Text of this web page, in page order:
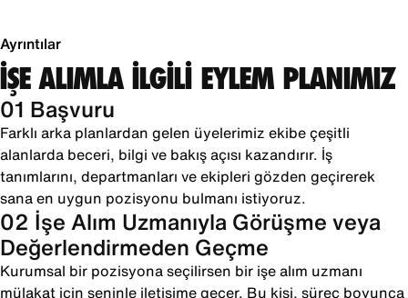
Ayrıntılar
İŞE ALIMLA İLGİLİ EYLEM PLANIMIZ
01 Başvuru
Farklı arka planlardan gelen üyelerimiz ekibe çeşitli
alanlarda beceri, bilgi ve bakış açısı kazandırır. İş
tanımlarını, departmanları ve ekipleri gözden geçirerek
sana en uygun pozisyonu bulmanı istiyoruz.
02 İşe Alım Uzmanıyla Görüşme veya
Değerlendirmeden Geçme
Kurumsal bir pozisyona seçilirsen bir işe alım uzmanı
mülakat için seninle iletişime geçer. Bu kişi, süreç boyunca